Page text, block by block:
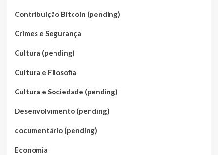
Contribuição Bitcoin (pending)
Crimes e Segurança
Cultura (pending)
Cultura e Filosofia
Cultura e Sociedade (pending)
Desenvolvimento (pending)
documentário (pending)
Economia